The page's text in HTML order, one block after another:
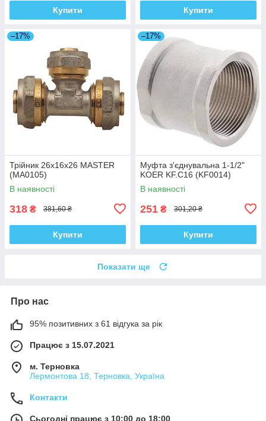
Купити Купити
–17%
Трійник 26x16x26 MASTER
(MA0105)
В наявності
318 ₴ 381,60 ₴
Купити
–17%
Муфта з'єднувальна 1-1/2"
KOER KF.C16 (KF0014)
В наявності
251 ₴ 301,20 ₴
Купити
Показати ще
Про нас
95% позитивних з 61 відгука за рік
Працює з 15.07.2021
м. Терновка
Лермонтова 18, Терновка, Україна
Контакти
Сьогодні працює з 10:00 до 18:00